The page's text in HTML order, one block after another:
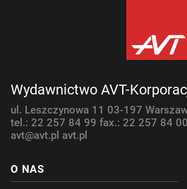
Wydawnictwo AVT-
ul. Leszczynowa 11 03-197
tel.: 22 257 84 99 fax.: 22 257 84 00
avt@avt.pl avt.pl
O NAS